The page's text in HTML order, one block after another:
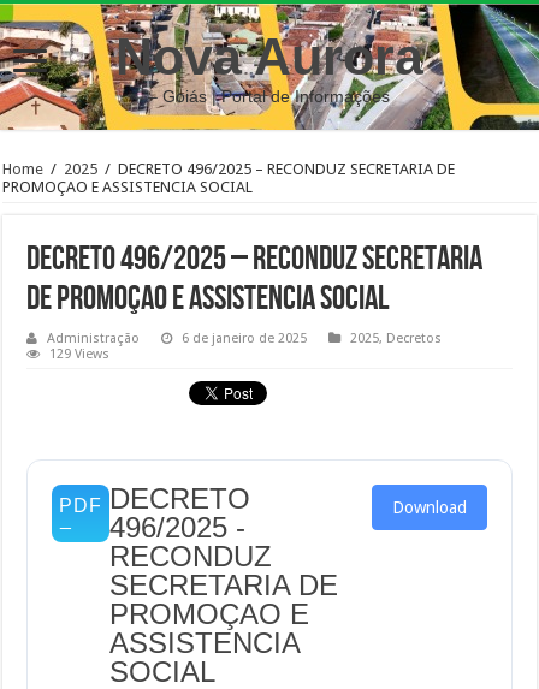
Nova Aurora
– Goiás | Portal de Informações
Home / 2025 / DECRETO 496/2025 – RECONDUZ SECRETARIA DE
PROMOÇAO E ASSISTENCIA SOCIAL
DECRETO 496/2025 – RECONDUZ SECRETARIA
DE PROMOÇAO E ASSISTENCIA SOCIAL
Administração 6 de janeiro de 2025 2025, Decretos
129 Views
DECRETO
496/2025 -
RECONDUZ
SECRETARIA DE
PROMOÇAO E
ASSISTENCIA
SOCIAL
Download